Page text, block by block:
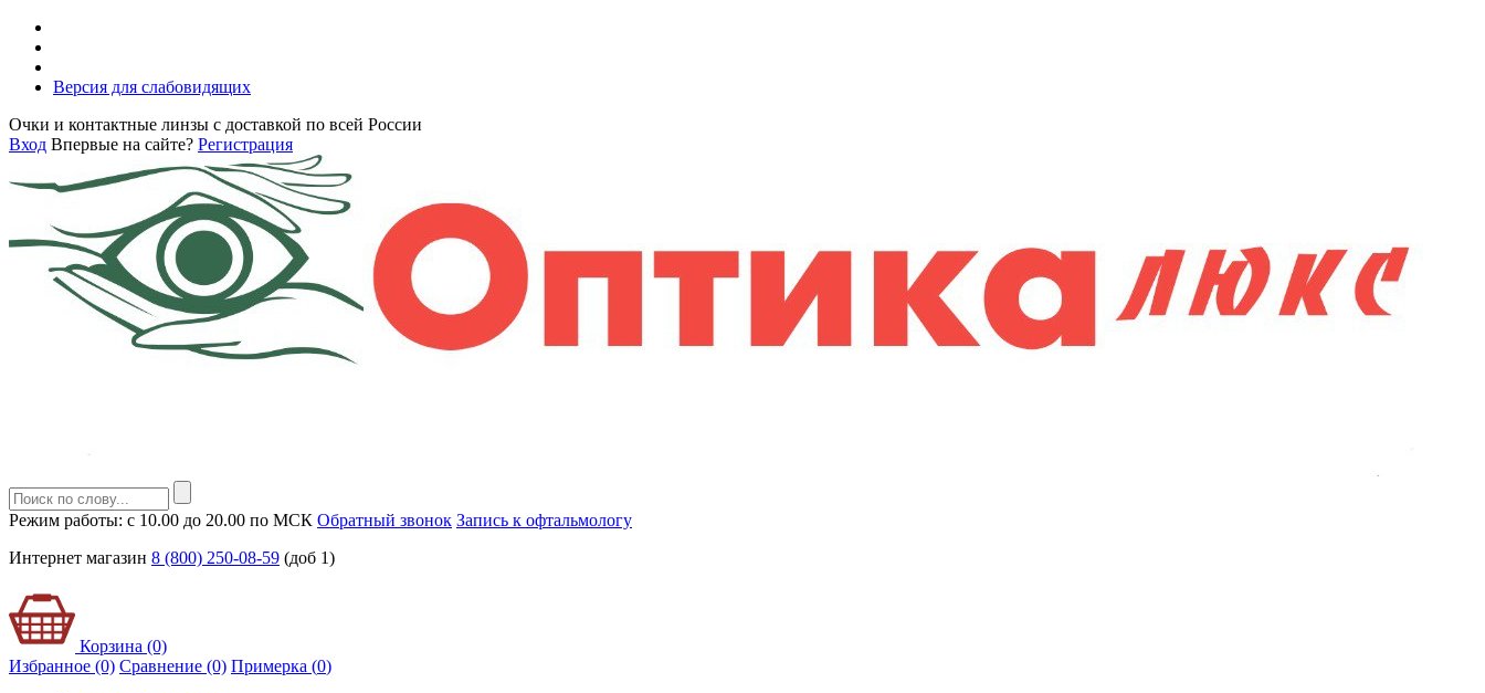
Версия для слабовидящих
Очки и контактные линзы с доставкой по всей России
Вход Впервые на сайте? Регистрация
Режим работы: с 10.00 до 20.00 по МСК Обратный звонок Запись к офтальмологу
Интернет магазин 8 (800) 250-08-59 (доб 1)
Корзина (0)
Избранное (0) Сравнение (0) Примерка (0)